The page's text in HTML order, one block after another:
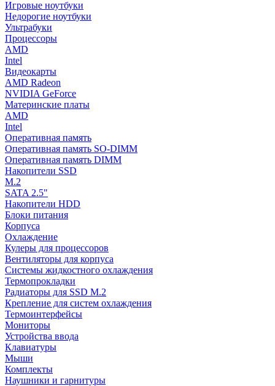
Игровые ноутбуки
Недорогие ноутбуки
Ультрабуки
Процессоры
AMD
Intel
Видеокарты
AMD Radeon
NVIDIA GeForce
Материнские платы
AMD
Intel
Оперативная память
Оперативная память SO-DIMM
Оперативная память DIMM
Накопители SSD
M.2
SATA 2.5"
Накопители HDD
Блоки питания
Корпуса
Охлаждение
Кулеры для процессоров
Вентиляторы для корпуса
Системы жидкостного охлаждения
Термопрокладки
Радиаторы для SSD M.2
Крепление для систем охлаждения
Термоинтерфейсы
Мониторы
Устройства ввода
Клавиатуры
Мыши
Комплекты
Наушники и гарнитуры